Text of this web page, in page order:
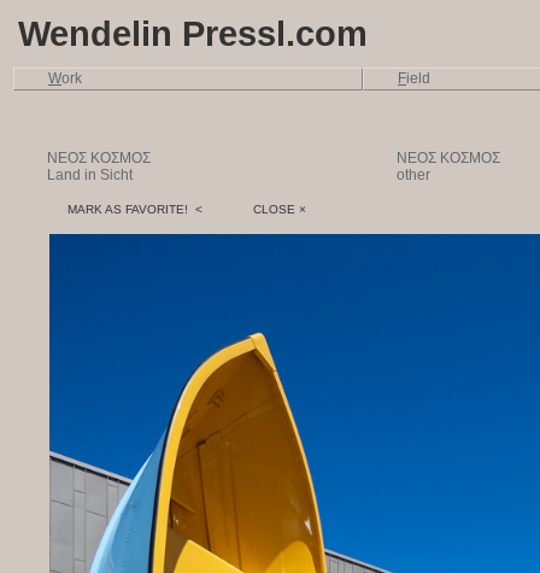
Wendelin Pressl.com
Work Field
NEOΣ KOΣMOΣ
NEOΣ KOΣMOΣ
Land in Sicht
other
MARK AS FAVORITE! < CLOSE ×